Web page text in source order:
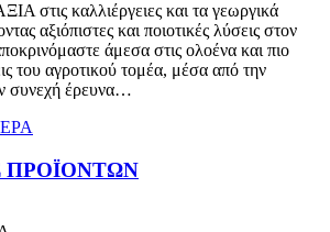
στις καλλιέργειες και τα γεωργικά
αξιόπιστες και ποιοτικές λύσεις στον
άμεσα στις ολοένα και πιο
του αγροτικού τομέα, μέσα από την
συνεχή έρευνα…
ΠΡΟΪΟΝΤΩΝ